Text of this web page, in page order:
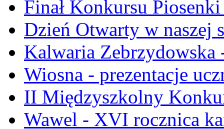
Finał Konkursu
Dzień Otwarty w naszej
Kalwaria
Wiosna - prezentacje
II Międzyszkolny
Wawel - XVI rocznica